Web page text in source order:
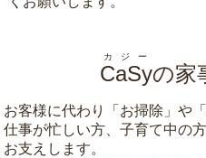
CaSy
カジー
の家
お客様に代わり「 お掃除 」や「
仕事が忙しい方、子育て中の
お支えします。